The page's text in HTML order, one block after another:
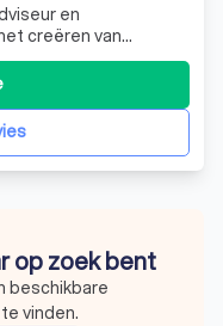
en
creëren van
afwikkelen van je
op zoek bent
beschikbare
vinden.